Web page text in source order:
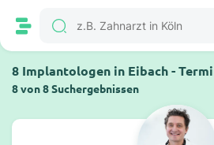
8 Implantologen in Eibach -
8 von 8 Suchergebnissen